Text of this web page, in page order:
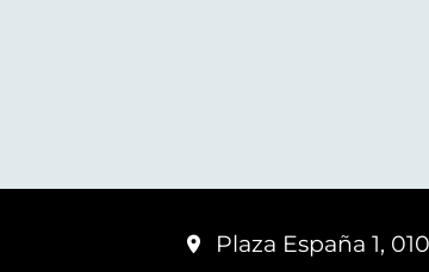
Plaza España 1,